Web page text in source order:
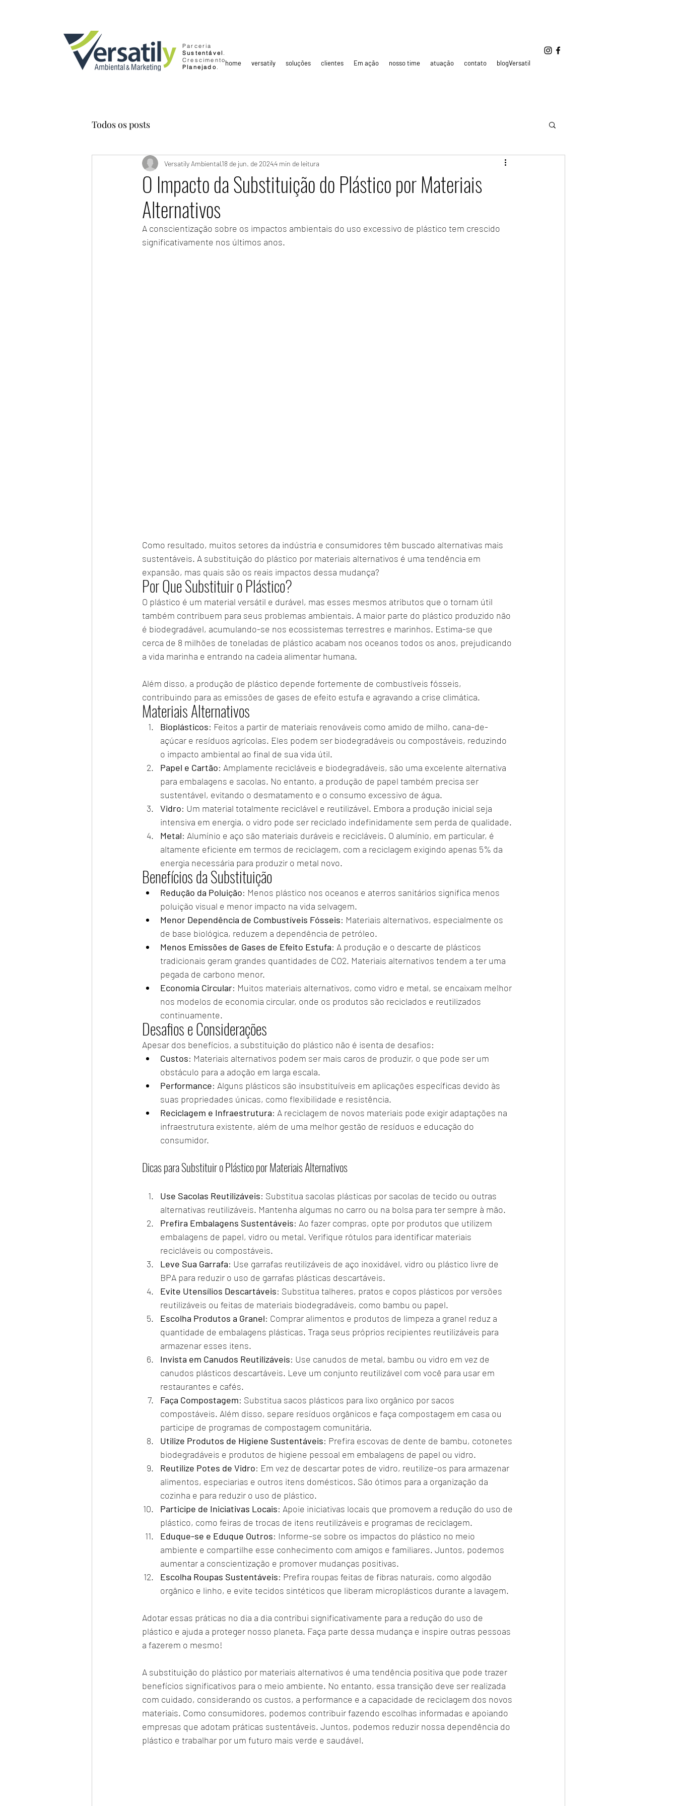
Parceria
Sustentável .
Crescimento
Planejado . home versatily soluções clientes Em ação nosso time atuação contato blogVersatil
Todos os posts
O Impacto da Substituição do Plástico por Materiais
Alternativos
Versatily Ambiental18 de jun. de 20244 min de leitura
A conscientização sobre os impactos ambientais do uso excessivo de plástico tem crescido
significativamente nos últimos anos.
Como resultado, muitos setores da indústria e consumidores têm buscado alternativas mais
sustentáveis. A substituição do plástico por materiais alternativos é uma tendência em
expansão, mas quais são os reais impactos dessa mudança?
Por Que Substituir o Plástico?
O plástico é um material versátil e durável, mas esses mesmos atributos que o tornam útil
também contribuem para seus problemas ambientais. A maior parte do plástico produzido não
é biodegradável, acumulando-se nos ecossistemas terrestres e marinhos. Estima-se que
cerca de 8 milhões de toneladas de plástico acabam nos oceanos todos os anos, prejudicando
a vida marinha e entrando na cadeia alimentar humana.
Além disso, a produção de plástico depende fortemente de combustíveis fósseis,
contribuindo para as emissões de gases de efeito estufa e agravando a crise climática.
Materiais Alternativos
Bioplásticos: Feitos a partir de materiais renováveis como amido de milho, cana-de-
açúcar e resíduos agrícolas. Eles podem ser biodegradáveis ou compostáveis, reduzindo
o impacto ambiental ao final de sua vida útil.
Papel e Cartão: Amplamente recicláveis e biodegradáveis, são uma excelente alternativa
para embalagens e sacolas. No entanto, a produção de papel também precisa ser
sustentável, evitando o desmatamento e o consumo excessivo de água.
Vidro: Um material totalmente reciclável e reutilizável. Embora a produção inicial seja
intensiva em energia, o vidro pode ser reciclado indefinidamente sem perda de qualidade.
Metal: Alumínio e aço são materiais duráveis e recicláveis. O alumínio, em particular, é
altamente eficiente em termos de reciclagem, com a reciclagem exigindo apenas 5% da
energia necessária para produzir o metal novo.
Benefícios da Substituição
Redução da Poluição: Menos plástico nos oceanos e aterros sanitários significa menos
poluição visual e menor impacto na vida selvagem.
Menor Dependência de Combustíveis Fósseis: Materiais alternativos, especialmente os
de base biológica, reduzem a dependência de petróleo.
Menos Emissões de Gases de Efeito Estufa: A produção e o descarte de plásticos
tradicionais geram grandes quantidades de CO2. Materiais alternativos tendem a ter uma
pegada de carbono menor.
Economia Circular: Muitos materiais alternativos, como vidro e metal, se encaixam melhor
nos modelos de economia circular, onde os produtos são reciclados e reutilizados
continuamente.
Desafios e Considerações
Apesar dos benefícios, a substituição do plástico não é isenta de desafios:
Custos: Materiais alternativos podem ser mais caros de produzir, o que pode ser um
obstáculo para a adoção em larga escala.
Performance: Alguns plásticos são insubstituíveis em aplicações específicas devido às
suas propriedades únicas, como flexibilidade e resistência.
Reciclagem e Infraestrutura: A reciclagem de novos materiais pode exigir adaptações na
infraestrutura existente, além de uma melhor gestão de resíduos e educação do
consumidor.
Dicas para Substituir o Plástico por Materiais Alternativos
Use Sacolas Reutilizáveis: Substitua sacolas plásticas por sacolas de tecido ou outras
alternativas reutilizáveis. Mantenha algumas no carro ou na bolsa para ter sempre à mão.
Prefira Embalagens Sustentáveis: Ao fazer compras, opte por produtos que utilizem
embalagens de papel, vidro ou metal. Verifique rótulos para identificar materiais
recicláveis ou compostáveis.
Leve Sua Garrafa: Use garrafas reutilizáveis de aço inoxidável, vidro ou plástico livre de
BPA para reduzir o uso de garrafas plásticas descartáveis.
Evite Utensílios Descartáveis: Substitua talheres, pratos e copos plásticos por versões
reutilizáveis ou feitas de materiais biodegradáveis, como bambu ou papel.
Escolha Produtos a Granel: Comprar alimentos e produtos de limpeza a granel reduz a
quantidade de embalagens plásticas. Traga seus próprios recipientes reutilizáveis para
armazenar esses itens.
Invista em Canudos Reutilizáveis: Use canudos de metal, bambu ou vidro em vez de
canudos plásticos descartáveis. Leve um conjunto reutilizável com você para usar em
restaurantes e cafés.
Faça Compostagem: Substitua sacos plásticos para lixo orgânico por sacos
compostáveis. Além disso, separe resíduos orgânicos e faça compostagem em casa ou
participe de programas de compostagem comunitária.
Utilize Produtos de Higiene Sustentáveis: Prefira escovas de dente de bambu, cotonetes
biodegradáveis e produtos de higiene pessoal em embalagens de papel ou vidro.
Reutilize Potes de Vidro: Em vez de descartar potes de vidro, reutilize-os para armazenar
alimentos, especiarias e outros itens domésticos. São ótimos para a organização da
cozinha e para reduzir o uso de plástico.
Participe de Iniciativas Locais: Apoie iniciativas locais que promovem a redução do uso de
plástico, como feiras de trocas de itens reutilizáveis e programas de reciclagem.
Eduque-se e Eduque Outros: Informe-se sobre os impactos do plástico no meio
ambiente e compartilhe esse conhecimento com amigos e familiares. Juntos, podemos
aumentar a conscientização e promover mudanças positivas.
Escolha Roupas Sustentáveis: Prefira roupas feitas de fibras naturais, como algodão
orgânico e linho, e evite tecidos sintéticos que liberam microplásticos durante a lavagem.
Adotar essas práticas no dia a dia contribui significativamente para a redução do uso de
plástico e ajuda a proteger nosso planeta. Faça parte dessa mudança e inspire outras pessoas
a fazerem o mesmo!
A substituição do plástico por materiais alternativos é uma tendência positiva que pode trazer
benefícios significativos para o meio ambiente. No entanto, essa transição deve ser realizada
com cuidado, considerando os custos, a performance e a capacidade de reciclagem dos novos
materiais. Como consumidores, podemos contribuir fazendo escolhas informadas e apoiando
empresas que adotam práticas sustentáveis. Juntos, podemos reduzir nossa dependência do
plástico e trabalhar por um futuro mais verde e saudável.